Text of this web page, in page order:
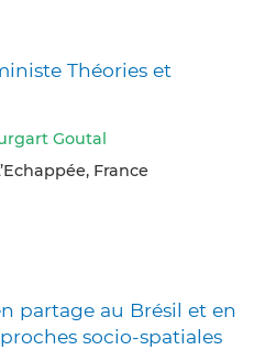
Théories et
Goutal
France
partage au Brésil et en
socio-spatiales